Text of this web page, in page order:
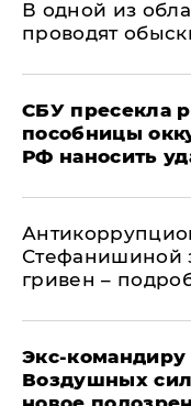
В одной из
проводят
СБУ пресекла
пособницы
РФ наносить
Стефанишиной
гривен –
Экс-командиру
Воздушных